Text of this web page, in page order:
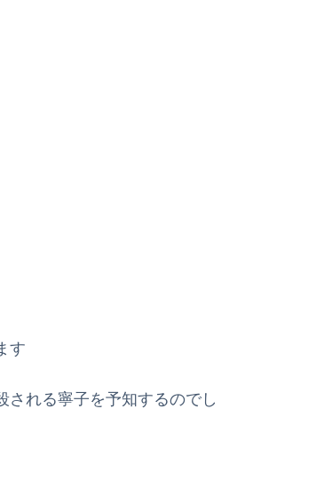
す
れる寧子を予知するのでし